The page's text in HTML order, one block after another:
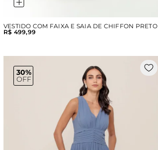
VESTIDO COM FAIXA E SAIA DE CHIFFON PRETO
R$ 499,99
30%
OFF